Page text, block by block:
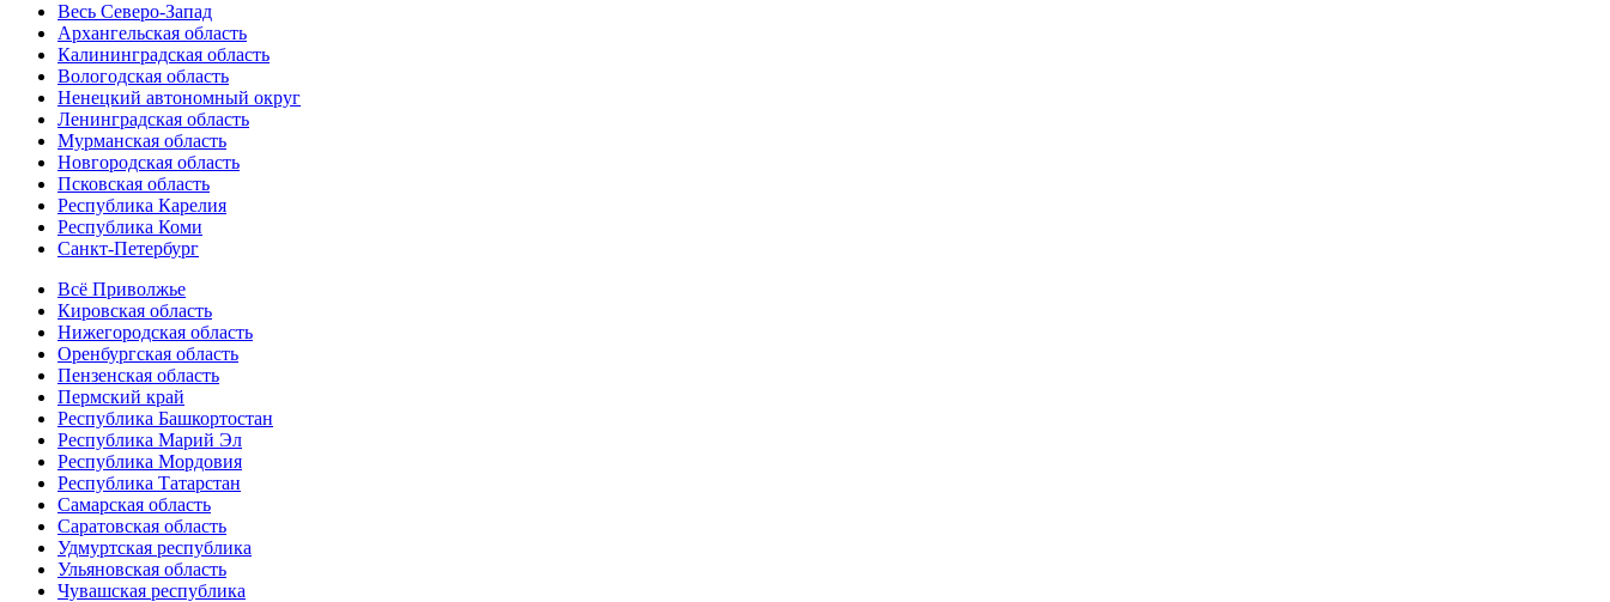
Весь Северо-Запад
Архангельская область
Калининградская область
Вологодская область
Ненецкий автономный округ
Ленинградская область
Мурманская область
Новгородская область
Псковская область
Республика Карелия
Республика Коми
Санкт-Петербург
Всё Приволжье
Кировская область
Нижегородская область
Оренбургская область
Пензенская область
Пермский край
Республика Башкортостан
Республика Марий Эл
Республика Мордовия
Республика Татарстан
Самарская область
Саратовская область
Удмуртская республика
Ульяновская область
Чувашская республика